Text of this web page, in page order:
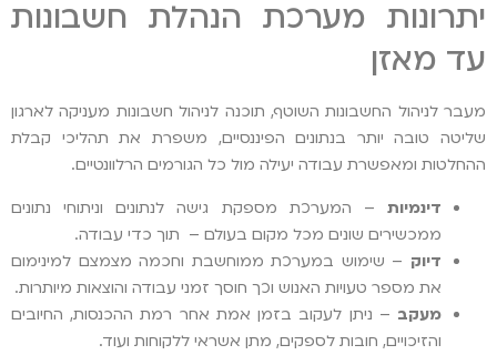
יתרונות מערכת הנהלת חשבונות
עד מאזן
מעבר לניהול החשבונות השוטף, תוכנה לניהול חשבונות מעניקה לארגון
שליטה טובה יותר בנתונים הפיננסיים, משפרת את תהליכי קבלת
ההחלטות ומאפשרת עבודה יעילה מול כל הגורמים הרלוונטיים.
דינמיות
– המערכת מספקת גישה לנתונים וניתוחי נתונים
ממכשירים שונים מכל מקום בעולם – תוך כדי עבודה.
דיוק – שימוש במערכת ממוחשבת וחכמה מצמצם למינימום
את מספר טעויות האנוש וכך חוסך זמני עבודה והוצאות מיותרות.
מעקב – ניתן לעקוב בזמן אמת אחר רמת ההכנסות, החיובים
והזיכויים, חובות לספקים, מתן אשראי ללקוחות ועוד.